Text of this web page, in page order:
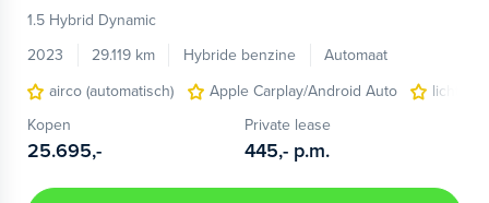
1.5 Hybrid Dynamic
2023
29.119 km Hybride benzine
Automaat
airco (automatisch)
Apple Carplay/Android Auto
Kopen
25.695,-
Private lease
445,- p.m.